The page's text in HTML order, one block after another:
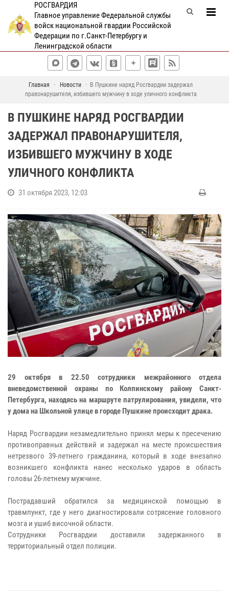
РОСГВАРДИЯ
Главное управление Федеральной службы
войск национальной гвардии Российской
Федерации по г.Санкт-Петербургу и
Ленинградской области
Главная Новости
В Пушкине наряд Росгвардии задержал
правонарушителя, избившего мужчину в ходе уличного конфликта
В ПУШКИНЕ НАРЯД РОСГВАРДИИ
ЗАДЕРЖАЛ ПРАВОНАРУШИТЕЛЯ,
ИЗБИВШЕГО МУЖЧИНУ В ХОДЕ
УЛИЧНОГО КОНФЛИКТА
31 октября 2023, 12:03
29 октября в 22.50 сотрудники межрайонного отдела
вневедомственной охраны по Колпинскому району Санкт-
Петербурга, находясь на маршруте патрулирования, увидели, что
у дома на Школьной улице в городе Пушкине происходит драка.
Наряд Росгвардии незамедлительно принял меры к пресечению
противоправных действий и задержал на месте происшествия
нетрезвого 39-летнего гражданина, который в ходе внезапно
возникшего конфликта нанес несколько ударов в область
головы 26-летнему мужчине.
Пострадавший обратился за медицинской помощью в
травмпункт, где у него диагностировали сотрясение головного
мозга и ушиб височной области.
Сотрудники Росгвардии доставили задержанного в
территориальный отдел полиции.